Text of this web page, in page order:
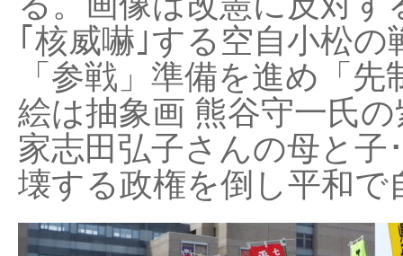
｢核威嚇｣する空自小松
「参戦」準備を進め「
絵は抽象画 熊谷守一氏
家志田弘子さんの母と子
壊する政権を倒し平和